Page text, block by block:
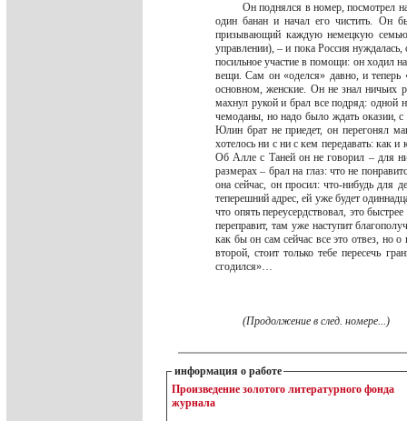
Он поднялся в номер, посмотрел
один банан и начал его чистить. Он
призывающий каждую немецкую семью
управлении), – и пока Россия
посильное участие в помощи: он ходил
вещи. Сам он «оделся» давно, и теперь
основном, женские. Он не знал ничьих
махнул рукой и брал все подряд:
чемоданы, но надо было ждать оказии,
Юлин брат не приедет, он перегонял
хотелось ни с ни с кем передавать: как
Об Алле с Таней он не говорил – для
размерах – брал на глаз: что не
она сейчас, он просил: что-нибудь для
теперешний адрес, ей уже будет
что опять переусердствовал, это
переправит, там уже наступит
как бы он сам сейчас все это отвез, но о
второй, стоит только тебе пересечь
сгодился»…
(Продолжение в след. номере...)
информация о работе
Произведение золотого литературного фонда
журнала